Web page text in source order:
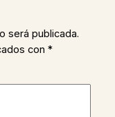
será publicada.
con *